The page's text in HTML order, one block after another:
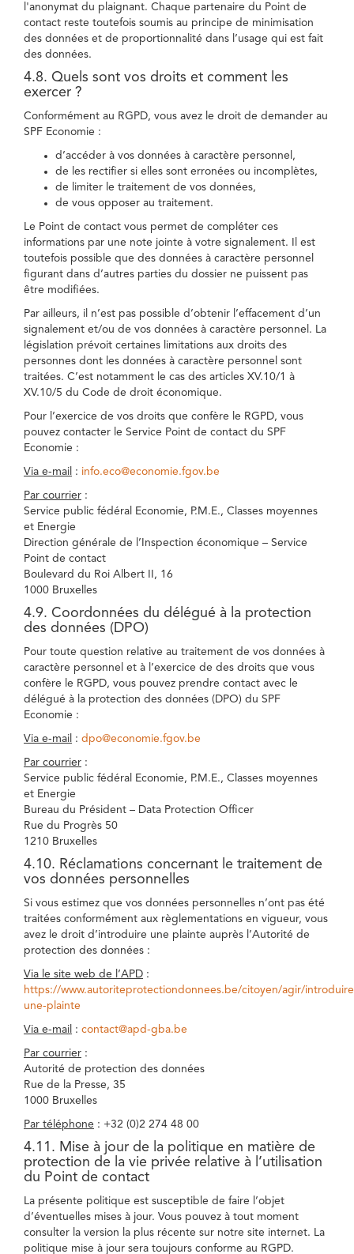
l'anonymat du plaignant. Chaque partenaire du Point de
contact reste toutefois soumis au principe de minimisation
des données et de proportionnalité dans l’usage qui est fait
des données.
4.8. Quels sont vos droits et comment les
exercer ?
Conformément au RGPD, vous avez le droit de demander au
SPF Economie :
d’accéder à vos données à caractère personnel,
de les rectifier si elles sont erronées ou incomplètes,
de limiter le traitement de vos données,
de vous opposer au traitement.
Le Point de contact vous permet de compléter ces
informations par une note jointe à votre signalement. Il est
toutefois possible que des données à caractère personnel
figurant dans d’autres parties du dossier ne puissent pas
être modifiées.
Par ailleurs, il n’est pas possible d’obtenir l’effacement d’un
signalement et/ou de vos données à caractère personnel. La
législation prévoit certaines limitations aux droits des
personnes dont les données à caractère personnel sont
traitées. C’est notamment le cas des articles XV.10/1 à
XV.10/5 du Code de droit économique.
Pour l’exercice de vos droits que confère le RGPD, vous
pouvez contacter le Service Point de contact du SPF
Economie :
Via e-mail : info.eco@economie.fgov.be
Par courrier :
Service public fédéral Economie, P.M.E., Classes moyennes
et Energie
Direction générale de l’Inspection économique – Service
Point de contact
Boulevard du Roi Albert II, 16
1000 Bruxelles
4.9. Coordonnées du délégué à la protection
des données (DPO)
Pour toute question relative au traitement de vos données à
caractère personnel et à l’exercice de des droits que vous
confère le RGPD, vous pouvez prendre contact avec le
délégué à la protection des données (DPO) du SPF
Economie :
Via e-mail : dpo@economie.fgov.be
Par courrier :
Service public fédéral Economie, P.M.E., Classes moyennes
et Energie
Bureau du Président – Data Protection Officer
Rue du Progrès 50
1210 Bruxelles
4.10. Réclamations concernant le traitement de
vos données personnelles
Si vous estimez que vos données personnelles n’ont pas été
traitées conformément aux règlementations en vigueur, vous
avez le droit d’introduire une plainte auprès l’Autorité de
protection des données :
Via le site web de l’APD :
https://www.autoriteprotectiondonnees.be/citoyen/agir/
une-plainte
Via e-mail : contact@apd-gba.be
Par courrier :
Autorité de protection des données
Rue de la Presse, 35
1000 Bruxelles
Par téléphone : +32 (0)2 274 48 00
4.11. Mise à jour de la politique en matière de
protection de la vie privée relative à l’utilisation
du Point de contact
La présente politique est susceptible de faire l’objet
d’éventuelles mises à jour. Vous pouvez à tout moment
consulter la version la plus récente sur notre site internet. La
politique mise à jour sera toujours conforme au RGPD.